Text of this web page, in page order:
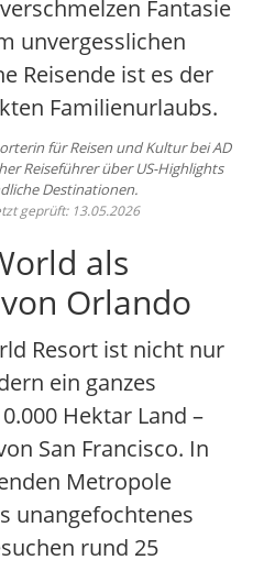
Fantasie
unvergesslichen
Reisende ist es der
Familienurlaubs.
für Reisen und Kultur bei AD
Reiseführer über US-Highlights
Destinationen.
geprüft: 13.05.2026
als
Orlando
Resort ist nicht nur
ein ganzes
Hektar Land –
San Francisco. In
Metropole
unangefochtenes
rund 25